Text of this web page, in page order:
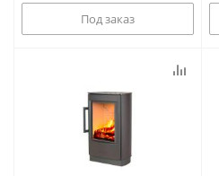
Под заказ